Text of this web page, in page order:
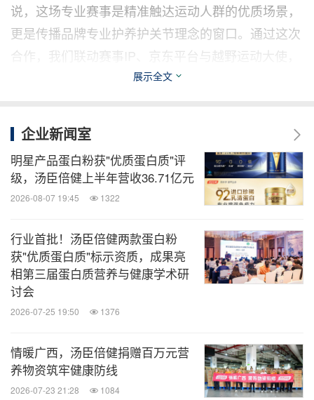
说，这场专业赛事是精准触达运动人群的优质场景，
更是传播品牌专业护养护关节理念的窗口。通过这次
合作，我们联动赛事IP、京东平台与越野运动大使，
把直播间搬到了专业赛场一线，一方面通过运动大使
借力京东的流量阵地高效触达目标用户人群，让更多
有需要的人了解到科学关节养护知识。未来，我们团
队会继续扎根运动领域，探索电商与平台共赢的联动
玩法模式，为品牌电商增长持续赋能，给更多人送去
本次联动越野赛事、电商平台与运动大使，标志着健
力多在专业运动场景的布局实现了重要突破。未来，
健力多电商将继续发挥品牌的内容创造力，借助平台
声量，持续提升品牌影响力，同时广泛传播科学养护
关节理念。
展示全文
企业新闻室
明星产品蛋白粉获"优质蛋白质"评
级，汤臣倍健上半年营收36.71亿元
2026-08-07 19:45 1322
行业首批！汤臣倍健两款蛋白粉
获"优质蛋白质"标示资质，成果亮
相第三届蛋白质营养与健康学术研
讨会
2026-07-25 19:50 1376
情暖广西，汤臣倍健捐赠百万元营
养物资筑牢健康防线
2026-07-23 21:28 1084